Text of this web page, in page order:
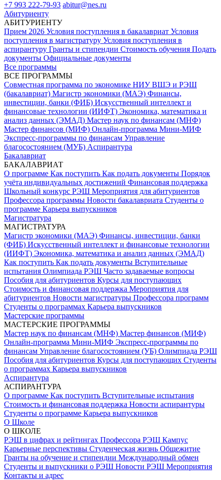
+7 993 222-79-93 abitur@nes.ru
Абитуриенту
АБИТУРИЕНТУ
Прием 2026 Условия поступления в бакалавриат Условия
поступления в магистратуру Условия поступления в
аспирантуру Гранты и стипендии Стоимость обучения Подать
документы Официальные документы
Все программы
ВСЕ ПРОГРАММЫ
Совместная программа по экономике НИУ ВШЭ и РЭШ
(бакалавриат) Магистр экономики (МАЭ) Финансы,
инвестиции, банки (ФИБ) Искусственный интеллект и
финансовые технологии (ИИФТ) Экономика, математика и
анализ данных (ЭМАД) Мастер наук по финансам (МНФ)
Мастер финансов (МИФ) Онлайн-программа Мини-МИФ
Экспресс-программы по финансам Управление
благосостоянием (МУБ) Аспирантура
Бакалавриат
БАКАЛАВРИАТ
О программе Как поступить Как подать документы Порядок
учёта индивидуальных достижений Финансовая поддержка
Школьный конкурс РЭШ Мероприятия для абитуриентов
Профессора программы Новости бакалавриата Студенты о
программе Карьера выпускников
Магистратура
МАГИСТРАТУРА
Магистр экономики (МАЭ) Финансы, инвестиции, банки
(ФИБ) Искусственный интеллект и финансовые технологии
(ИИФТ) Экономика, математика и анализ данных (ЭМАД)
Как поступить Как подать документы Вступительные
испытания Олимпиада РЭШ Часто задаваемые вопросы
Пособия для абитуриентов Курсы для поступающих
Стоимость и финансовая поддержка Мероприятия для
абитуриентов Новости магистратуры Профессора программ
Студенты о программах Карьера выпускников
Мастерские программы
МАСТЕРСКИЕ ПРОГРАММЫ
Мастер наук по финансам (МНФ) Мастер финансов (МИФ)
Онлайн-программа Мини-МИФ Экспресс-программы по
финансам Управление благосостоянием (УБ) Олимпиада РЭШ
Пособия для абитуриентов Курсы для поступающих Студенты
о программах Карьера выпускников
Аспирантура
АСПИРАНТУРА
О программе Как поступить Вступительные испытания
Стоимость и финансовая поддержка Новости аспирантуры
Студенты о программе Карьера выпускников
О Школе
О ШКОЛЕ
РЭШ в цифрах и рейтингах Профессора РЭШ Кампус
Карьерные перспективы Студенческая жизнь Общежитие
Гранты на обучение и стипендии Международный обмен
Студенты и выпускники о РЭШ Новости РЭШ Мероприятия
Контакты и адрес